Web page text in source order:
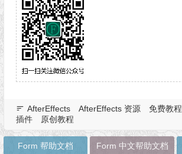
AfterEffects AfterEffects 资源 免费教程
插件
原创教程
Form 帮助文档 Form 中文帮助文档